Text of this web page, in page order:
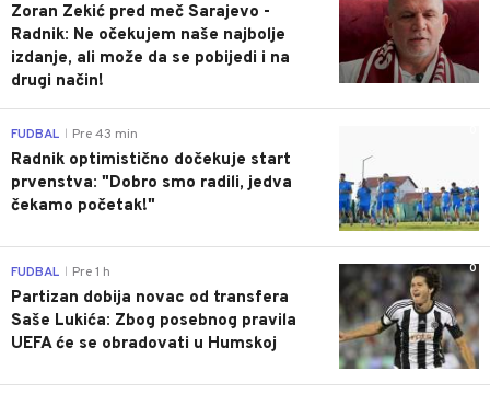
Zoran Zekić pred meč Sarajevo -
Radnik: Ne očekujem naše najbolje
izdanje, ali može da se pobijedi i na
drugi način!
FUDBAL Pre 43 min
Radnik optimistično dočekuje start
prvenstva: "Dobro smo radili, jedva
čekamo početak!"
0
FUDBAL Pre 1 h
Partizan dobija novac od transfera
Saše Lukića: Zbog posebnog pravila
UEFA će se obradovati u Humskoj